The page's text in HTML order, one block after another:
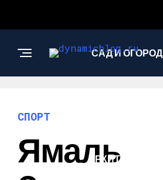
САД И ОГОРОД
АРХИТЕКТУРА И
СПОРТ
Ямаль